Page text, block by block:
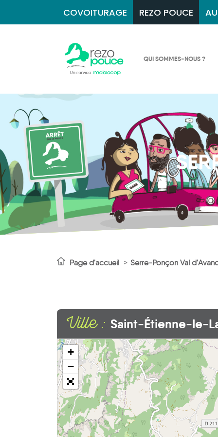
COVOITURAGE REZO POUCE
QUI SOMMES-NOUS ?
Page d'accueil Serre-Ponçon Val
Ville : Saint-Étienne-le-
+
−